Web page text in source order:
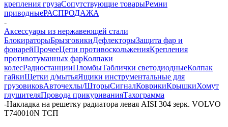
крепления грузаСопутствующие товарыРемни
приводныеРАСПРОДАЖА
-
Аксессуары из нержавеющей стали
БлокираторыБрызговикиДефлекторыЗащита фар и
фонарейПрочееЦепи противоскольженияКрепления
противотуманных фарКолпаки
колесРадиостанцииПломбыТаблички светодиодныеКолпак
гайкиЩетки д/мытьяЯщики инструментальные для
грузовиковАвточехлы/ШторыСигналКоврикиКрышкиХомут
глушителяПровода прикуриванияТахограмма
-Накладка на решетку радиатора левая AISI 304 зерк. VOLVO
T740010N ТСП